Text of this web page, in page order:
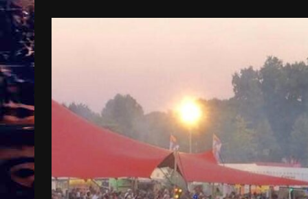
Treinkaartjes worden duurder,
abonnementen verdwijnen
9 months ago